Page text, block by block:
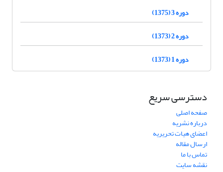
دوره 3 (1375)
دوره 2 (1373)
دوره 1 (1373)
دسترسی سریع
صفحه اصلی
درباره نشریه
اعضای هیات تحریریه
ارسال مقاله
تماس با ما
نقشه سایت